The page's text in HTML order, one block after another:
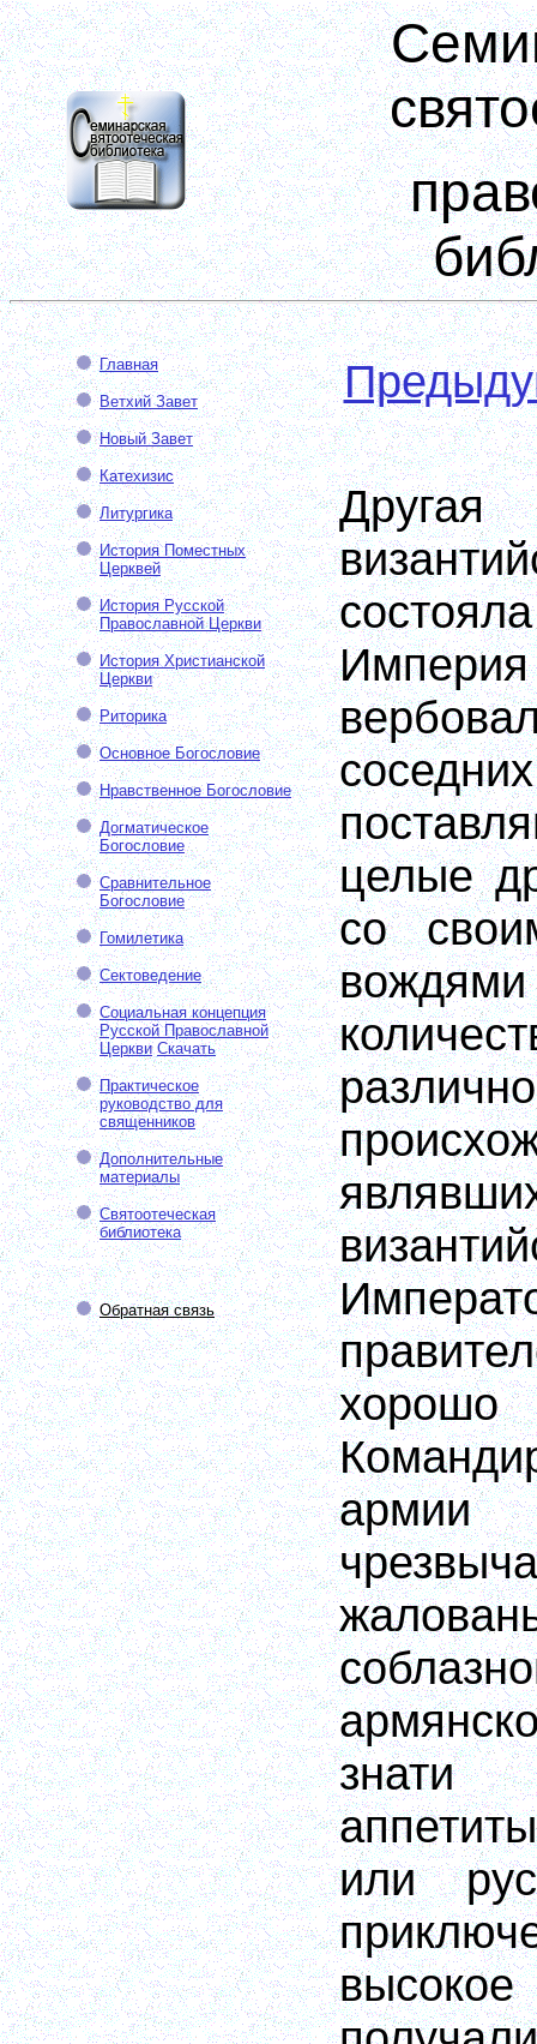
Главная
Ветхий Завет
Новый Завет
Катехизис
Литургика
История Поместных
Церквей
История Русской
Православной Церкви
История Христианской
Церкви
Риторика
Основное Богословие
Нравственное Богословие
Догматическое
Богословие
Сравнительное
Богословие
Гомилетика
Сектоведение
Социальная концепция
Русской Православной
Церкви Скачать
Практическое
руководство для
священников
Дополнительные
материалы
Святоотеческая
библиотека
Обратная связь
целые
со
знати
или